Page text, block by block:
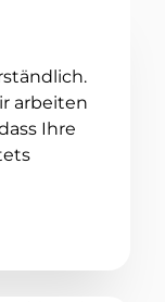
arbeiten
Ihre